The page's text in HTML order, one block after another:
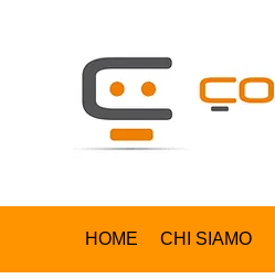
HOME CHI SIAMO